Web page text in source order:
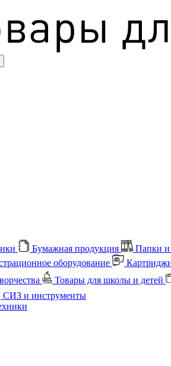
Бумажная продукция Папки и
оборудование
Товары для школы и детей
СИЗ и инструменты